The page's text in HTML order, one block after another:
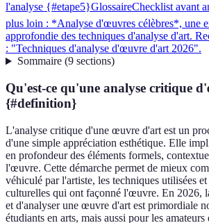
l'analyse {#etape5}GlossaireChecklist avant
plus loin : *Analyse d'œuvres célèbres*, une
approfondie des techniques d'analyse d'art.
: "Techniques d'analyse d'œuvre d'art 2026".
Sommaire(9 sections)
Qu'est-ce qu'une analyse critique
{#definition}
L'analyse critique d'une œuvre d'art est un
d'une simple appréciation esthétique. Elle
en profondeur des éléments formels,
l'œuvre. Cette démarche permet de mieux
véhiculé par l'artiste, les techniques utilisées
culturelles qui ont façonné l'œuvre. En 2026,
et d'analyser une œuvre d'art est primordiale
étudiants en arts, mais aussi pour les